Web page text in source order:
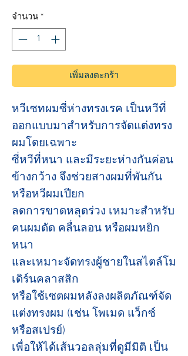
จำนวน *
เพิ่มลงตะกร้า
หวีเซทผมซี่ห่างทรงเรค เป็นหวีที่
ออกแบบมาสำหรับการจัดแต่งทรง
ผมโดยเฉพาะ
ซี่หวีที่หนา และมีระยะห่างกันค่อน
ข้างกว้าง จึงช่วยสางผมที่พันกัน
หรือหวีผมเปียก
ลดการขาดหลุดร่วง เหมาะสำหรับ
คนผมดัด คลื่นลอน หรือผมหยิก
หนา
และเหมาะจัดทรงผู้ชายในสไตล์โม
เดิร์นคลาสสิก
หรือใช้เซตผมหลังลงผลิตภัณฑ์จัด
แต่งทรงผม (เช่น โพเมด แว็กซ์
หรือสเปรย์)
เพื่อให้ได้เส้นวอลลุ่มที่ดูมีมิติ เป็น